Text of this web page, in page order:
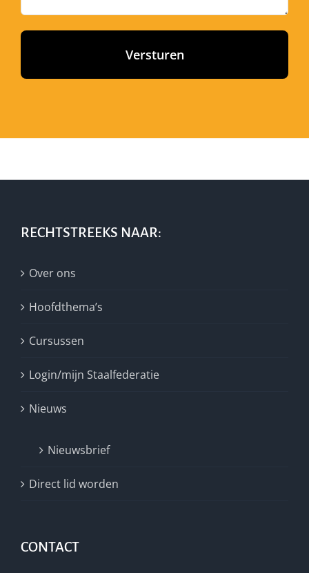
RECHTSTREEKS NAAR:
Over ons
Hoofdthema’s
Cursussen
Login/mijn Staalfederatie
Nieuws
Nieuwsbrief
Direct lid worden
CONTACT